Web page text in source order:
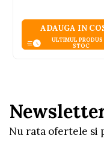
ADAUGA IN
ULTIMUL PRODUS
STOC
Nu rata ofertele si